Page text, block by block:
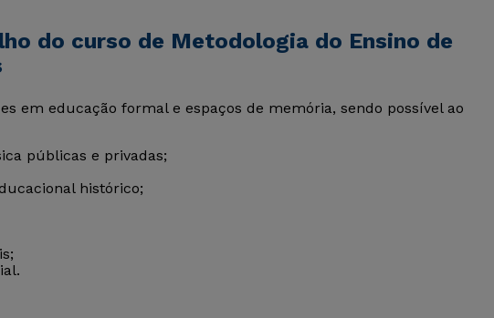
do curso de Metodologia do Ensino de
em educação formal e espaços de memória, sendo possível ao
públicas e privadas;
histórico;